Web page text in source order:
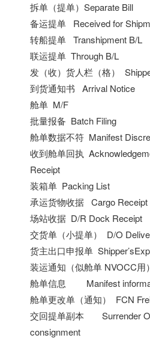
拆单（提单）Separate Bill
备运提单 Received for
转船提单 Transhipment B/L
联运提单 Through B/L
发（收）货人栏（格）
到货通知书 Arrival Notice
舱单 M/F
批量报备 Batch Filing
舱单数据不符 Manifest
收到舱单回执
Receipt
装箱单 Packing List
承运货物收据 Cargo Receipt
场站收据 D/R Dock Receipt
交货单（小提单） D/O
货主出口申报单
装运通知（似舱单 NVOCC
舱单信息 Manifest
舱单更改单（通知） FCN
交回提单副本 Surrender O
consignment